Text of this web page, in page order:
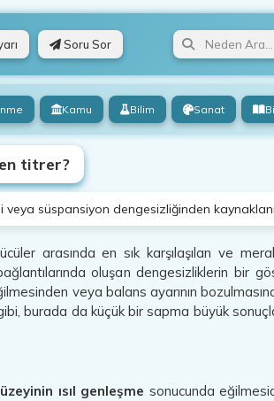
Soru Sor
Kamu Bilim Sanat
titrer?
süspansiyon dengesizliğinden
arasında en sık karşılaşılan ve
oluşan dengesizliklerin bir
veya balans ayarının
burada da küçük bir sapma büyük
ısıl genleşme sonucunda